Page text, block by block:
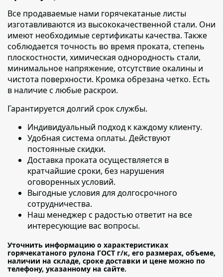
Все продаваемые нами горячекатаные листы
изготавливаются из высококачественной стали. Они
имеют необходимые сертификаты качества. Также
соблюдается точность во время проката, степень
плоскостности, химическая однородность стали,
минимальное напряжение, отсутствие окалины и
чистота поверхности. Кромка обрезана четко. Есть
в наличие с любые раскрои.
Гарантируется долгий срок службы.
Индивидуальный подход к каждому клиенту.
Удобная система оплаты. Действуют
постоянные скидки.
Доставка проката осуществляется в
кратчайшие сроки, без нарушения
оговоренных условий.
Выгодные условия для долгосрочного
сотрудничества.
Наш менеджер с радостью ответит на все
интересующие вас вопросы.
Уточнить информацию о характеристиках
горячекатаного рулона ГОСТ г/к, его размерах, объеме,
наличии на складе, сроке доставки и цене можно по
телефону, указанному на сайте.